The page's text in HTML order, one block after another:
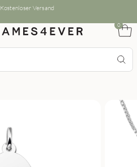
Kostenloser Versand
0